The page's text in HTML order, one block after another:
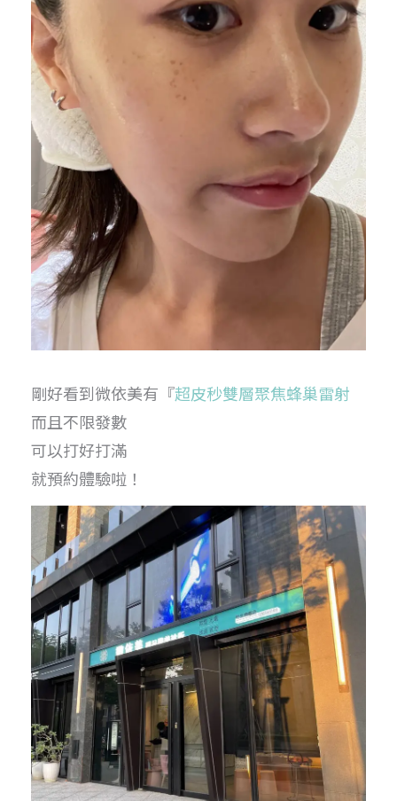
剛好看到微依美有『超皮秒雙層聚焦蜂巢雷射
而且不限發數
可以打好打滿
就預約體驗啦！